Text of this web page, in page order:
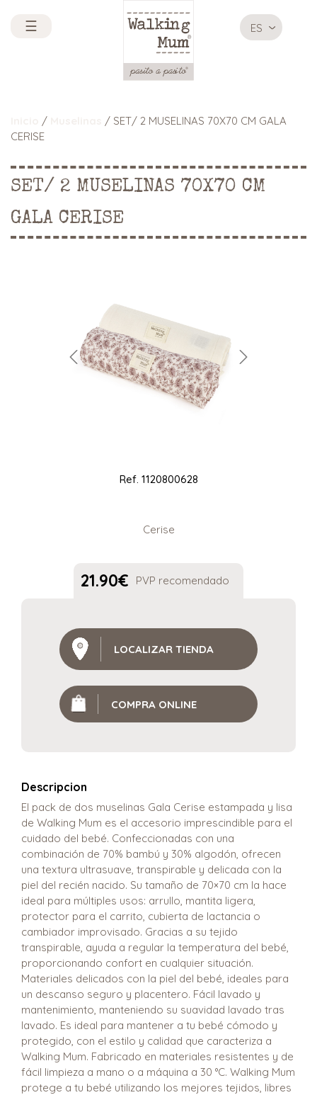
☰ ES
/
/ SET/ 2 MUSELINAS 70X70 CM GALA
CERISE
SET/ 2 MUSELINAS 70X70 CM
GALA CERISE
Ref. 1120800628
Cerise
21.90€ PVP recomendado
LOCALIZAR TIENDA
COMPRA ONLINE
Descripcion
El pack de dos muselinas Gala Cerise estampada y lisa
de Walking Mum es el accesorio imprescindible para el
cuidado del bebé. Confeccionadas con una
combinación de 70% bambú y 30% algodón, ofrecen
una textura ultrasuave, transpirable y delicada con la
piel del recién nacido. Su tamaño de 70×70 cm la hace
ideal para múltiples usos: arrullo, mantita ligera,
protector para el carrito, cubierta de lactancia o
cambiador improvisado. Gracias a su tejido
transpirable, ayuda a regular la temperatura del bebé,
proporcionando confort en cualquier situación.
Materiales delicados con la piel del bebé, ideales para
un descanso seguro y placentero. Fácil lavado y
mantenimiento, manteniendo su suavidad lavado tras
lavado. Es ideal para mantener a tu bebé cómodo y
protegido, con el estilo y calidad que caracteriza a
Walking Mum. Fabricado en materiales resistentes y de
fácil limpieza a mano o a máquina a 30 °C. Walking Mum
protege a tu bebé utilizando los mejores tejidos, libres